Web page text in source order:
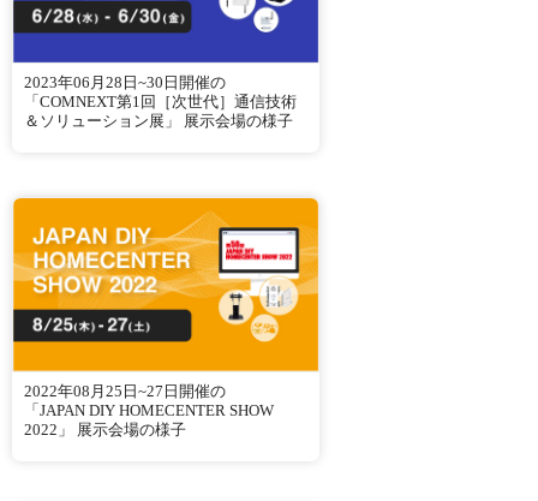
2023年06月28日~30日開催の
「COMNEXT第1回［次世代］通信技術
＆ソリューション展」 展示会場の様子
2022年08月25日~27日開催の
「JAPAN DIY HOMECENTER SHOW
2022」 展示会場の様子